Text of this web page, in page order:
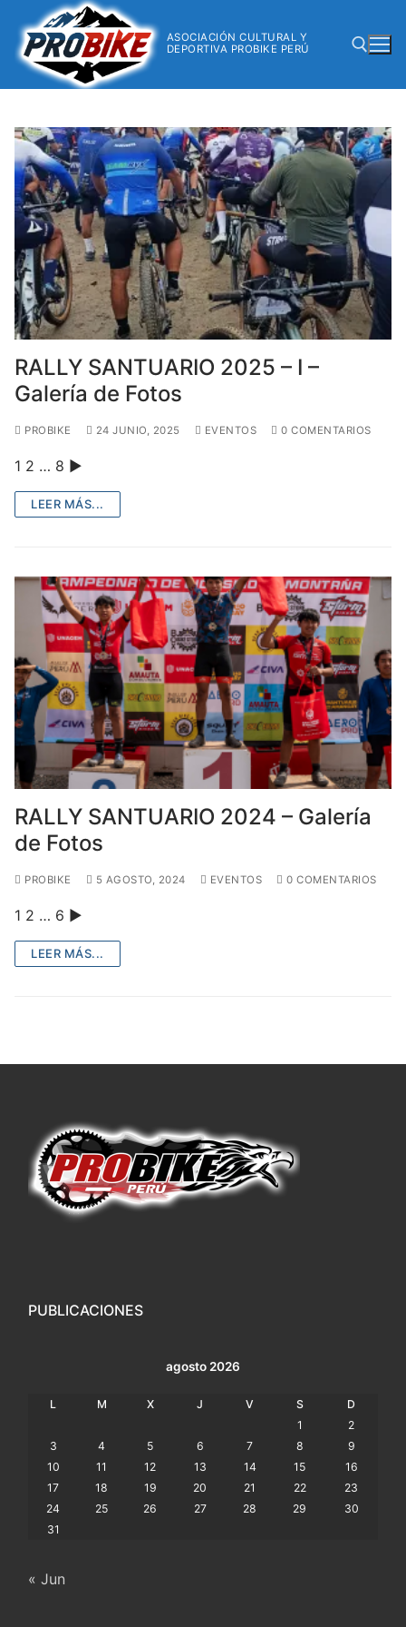
ASOCIACIÓN CULTURAL Y
DEPORTIVA PROBIKE PERÚ
RALLY SANTUARIO 2025 – I –
Galería de Fotos
PROBIKE 24 JUNIO, 2025 EVENTOS 0 COMENTARIOS
1 2 … 8 ►
LEER MÁS...
RALLY SANTUARIO 2024 – Galería
de Fotos
PROBIKE 5 AGOSTO, 2024 EVENTOS 0 COMENTARIOS
1 2 … 6 ►
LEER MÁS...
PUBLICACIONES
agosto 2026
L M X J V S
D
1
2
3
4 5 6 7 8
9
10
11 12 13 14 15
16
17
18 19 20 21 22
23
24
25 26 27 28 29
30
31
« Jun